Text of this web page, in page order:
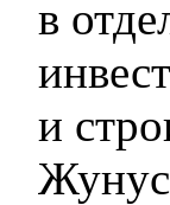
в
и